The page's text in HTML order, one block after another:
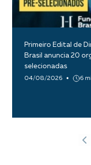
Primeiro Edital de
Brasil anuncia 20
selecionadas
04/08/2026 6